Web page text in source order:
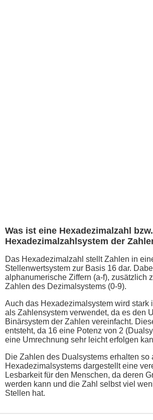
Was ist eine Hexadezimalzahl
Hexadezimalzahlsystem der
Das Hexadezimalzahl stellt Zahlen in
Stellenwertsystem zur Basis 16 dar.
alphanumerische Ziffern (a-f), zusätzlich
Zahlen des Dezimalsystems (0-9).
Auch das Hexadezimalsystem wird stark
als Zahlensystem verwendet, da es den
Binärsystem der Zahlen vereinfacht.
entsteht, da 16 eine Potenz von 2
eine Umrechnung sehr leicht erfolgen
Die Zahlen des Dualsystems erhalten so
Hexadezimalsystems dargestellt eine
Lesbarkeit für den Menschen, da deren
werden kann und die Zahl selbst viel
Stellen hat.